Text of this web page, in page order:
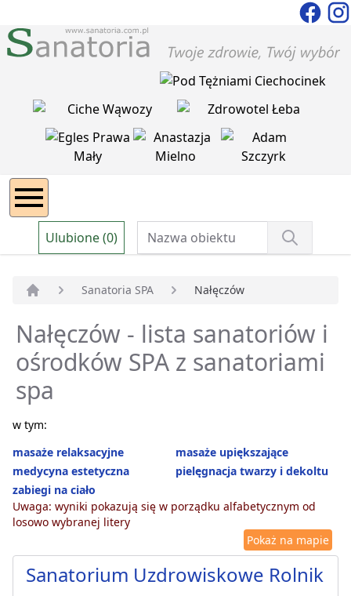
Ulubione (0)
Sanatoria SPA Nałęczów
Nałęczów - lista sanatoriów i
ośrodków SPA z sanatoriami
spa
w tym:
masaże relaksacyjne
masaże upiększające
medycyna estetyczna
pielęgnacja twarzy i dekoltu
zabiegi na ciało
Uwaga: wyniki pokazują się w porządku alfabetycznym od
losowo wybranej litery
Pokaż na mapie
Sanatorium Uzdrowiskowe Rolnik